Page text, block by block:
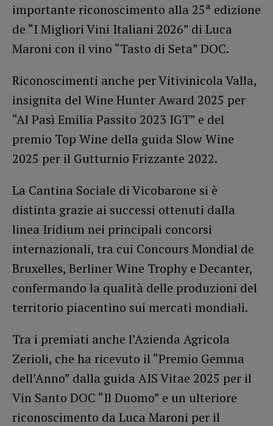
importante riconoscimento alla 25ª edizione
de “I Migliori Vini Italiani 2026” di Luca
Maroni con il vino “Tasto di Seta” DOC.
Riconoscimenti anche per Vitivinicola Valla,
insignita del Wine Hunter Award 2025 per
“Al Pasì Emilia Passito 2023 IGT” e del
premio Top Wine della guida Slow Wine
2025 per il Gutturnio Frizzante 2022.
La Cantina Sociale di Vicobarone si è
distinta grazie ai successi ottenuti dalla
linea Iridium nei principali concorsi
internazionali, tra cui Concours Mondial de
Bruxelles, Berliner Wine Trophy e Decanter,
confermando la qualità delle produzioni del
territorio piacentino sui mercati mondiali.
Tra i premiati anche l’Azienda Agricola
Zerioli, che ha ricevuto il “Premio Gemma
dell’Anno” dalla guida AIS Vitae 2025 per il
Vin Santo DOC “Il Duomo” e un ulteriore
riconoscimento da Luca Maroni per il